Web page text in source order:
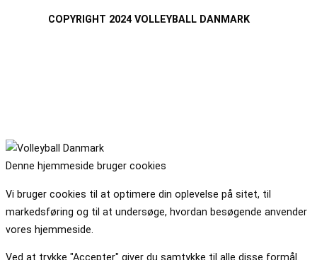
COPYRIGHT 2024 VOLLEYBALL DANMARK
Denne hjemmeside bruger cookies
Vi bruger cookies til at optimere din oplevelse på sitet, til
markedsføring og til at undersøge, hvordan besøgende anvender
vores hjemmeside.
Ved at trykke "Accepter" giver du samtykke til alle disse formål.